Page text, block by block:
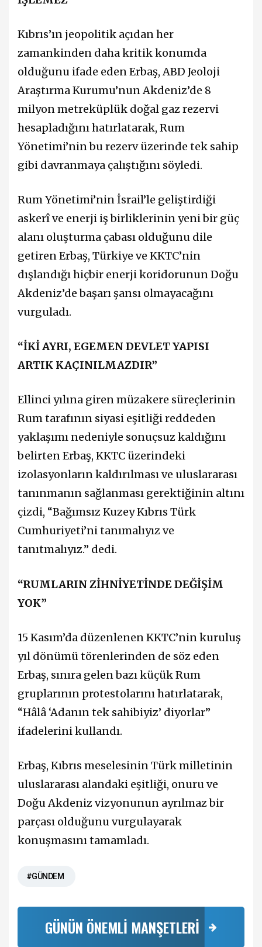
Kıbrıs’ın jeopolitik açıdan her
zamankinden daha kritik konumda
olduğunu ifade eden Erbaş, ABD Jeoloji
Araştırma Kurumu’nun Akdeniz’de 8
milyon metreküplük doğal gaz rezervi
hesapladığını hatırlatarak, Rum
Yönetimi’nin bu rezerv üzerinde tek sahip
gibi davranmaya çalıştığını söyledi.
Rum Yönetimi’nin İsrail’le geliştirdiği
askerî ve enerji iş birliklerinin yeni bir güç
alanı oluşturma çabası olduğunu dile
getiren Erbaş, Türkiye ve KKTC’nin
dışlandığı hiçbir enerji koridorunun Doğu
Akdeniz’de başarı şansı olmayacağını
vurguladı.
“İKİ AYRI, EGEMEN DEVLET YAPISI
ARTIK KAÇINILMAZDIR”
Ellinci yılına giren müzakere süreçlerinin
Rum tarafının siyasi eşitliği reddeden
yaklaşımı nedeniyle sonuçsuz kaldığını
belirten Erbaş, KKTC üzerindeki
izolasyonların kaldırılması ve uluslararası
tanınmanın sağlanması gerektiğinin altını
çizdi, “Bağımsız Kuzey Kıbrıs Türk
Cumhuriyeti’ni tanımalıyız ve
tanıtmalıyız.” dedi.
“RUMLARIN ZİHNİYETİNDE DEĞİŞİM
YOK”
15 Kasım’da düzenlenen KKTC’nin kuruluş
yıl dönümü törenlerinden de söz eden
Erbaş, sınıra gelen bazı küçük Rum
gruplarının protestolarını hatırlatarak,
“Hâlâ ‘Adanın tek sahibiyiz’ diyorlar”
ifadelerini kullandı.
Erbaş, Kıbrıs meselesinin Türk milletinin
uluslararası alandaki eşitliği, onuru ve
Doğu Akdeniz vizyonunun ayrılmaz bir
parçası olduğunu vurgulayarak
konuşmasını tamamladı.
#GÜNDEM
GÜNÜN ÖNEMLİ MANŞETLERİ